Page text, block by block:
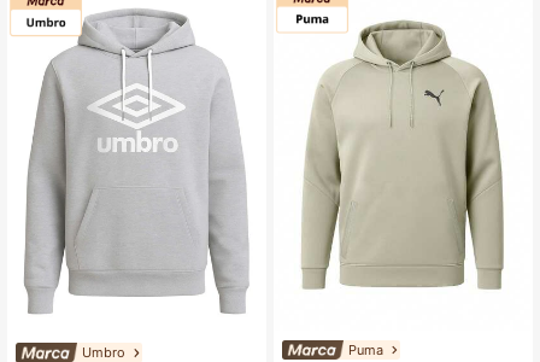
Umbro Puma